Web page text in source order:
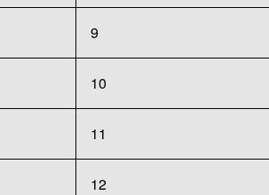
9
10
11
12